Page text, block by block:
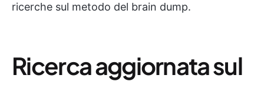
ricerche sul metodo del brain dump.
Ricerca aggiornata sul